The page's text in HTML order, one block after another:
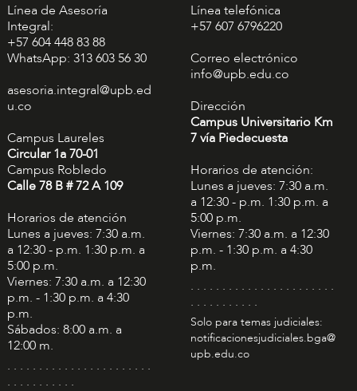
Línea de Asesoría
Integral:
+57 604 448 83 88
WhatsApp: 313 603 56 30
asesoria.integral@upb.ed
u.co
Campus Laureles
Circular 1a 70-01
Campus Robledo
Calle 78 B # 72 A 109
Horarios de atención
Lunes a jueves: 7:30 a.m.
a 12:30 - p.m. 1:30 p.m. a
5:00 p.m.
Viernes: 7:30 a.m. a 12:30
p.m. - 1:30 p.m. a 4:30
p.m.
Sábados: 8:00 a.m. a
12:00 m.
. . . . . . . . . . . . . . . . . . . . . . .
. . . . . . . . . . .
Línea telefónica
+57 607 6796220
Correo electrónico
info@upb.edu.co
Dirección
Campus Universitario Km
7 vía Piedecuesta
Horarios de atención:
Lunes a jueves: 7:30 a.m.
a 12:30 - p.m. 1:30 p.m. a
5:00 p.m.
Viernes: 7:30 a.m. a 12:30
p.m. - 1:30 p.m. a 4:30
p.m.
. . . . . . . . . . . . . . . . . . . . . . .
. . . . . . . . . . .
Solo para temas judiciales:
notificacionesjudiciales.bga@
upb.edu.co